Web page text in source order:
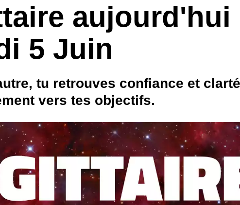
aujourd'hui
5 Juin
tu retrouves confiance et
vers tes objectifs.